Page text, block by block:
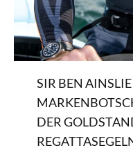
SIR BEN
DER